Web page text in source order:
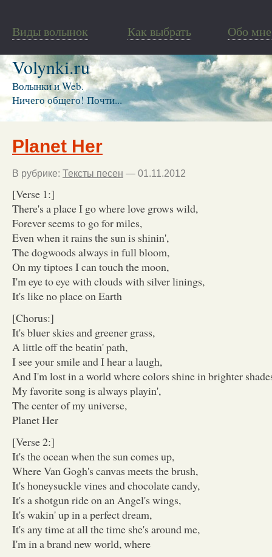
Виды волынок Как выбрать Обо мне
Volynki.ru
Волынки и Web.
Ничего общего! Почти...
Planet Her
В рубрике: Тексты песен — 01.11.2012
[Verse 1:]
There's a place I go where love grows wild,
Forever seems to go for miles,
Even when it rains the sun is shinin',
The dogwoods always in full bloom,
On my tiptoes I can touch the moon,
I'm eye to eye with clouds with silver linings,
It's like no place on Earth
[Chorus:]
It's bluer skies and greener grass,
A little off the beatin' path,
I see your smile and I hear a laugh,
And I'm lost in a world where colors shine in brighter
My favorite song is always playin',
The center of my universe,
Planet Her
[Verse 2:]
It's the ocean when the sun comes up,
Where Van Gogh's canvas meets the brush,
It's honeysuckle vines and chocolate candy,
It's a shotgun ride on an Angel's wings,
It's wakin' up in a perfect dream,
It's any time at all the time she's around me,
I'm in a brand new world, where